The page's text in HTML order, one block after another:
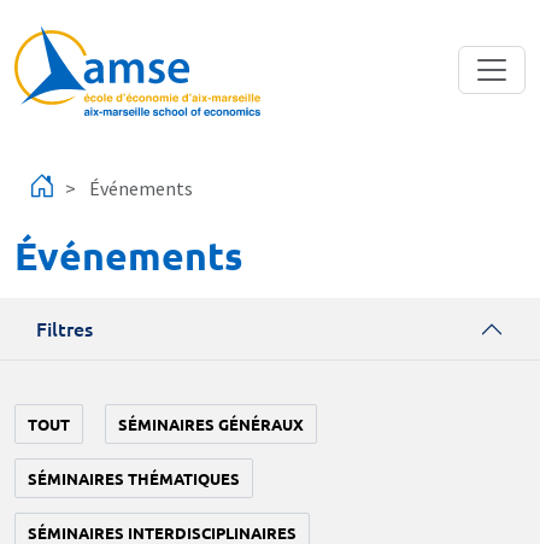
Événements
Événements
Filtres
TOUT SÉMINAIRES GÉNÉRAUX
SÉMINAIRES THÉMATIQUES
SÉMINAIRES INTERDISCIPLINAIRES